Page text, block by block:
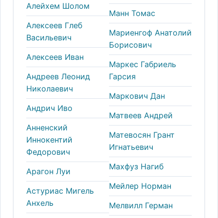
Алейхем Шолом
Алексеев Глеб
Васильевич
Алексеев Иван
Андреев Леонид
Николаевич
Андрич Иво
Анненский
Иннокентий
Федорович
Арагон Луи
Астуриас Мигель
Анхель
Манн Томас
Мариенгоф Анатолий
Борисович
Маркес Габриель
Гарсия
Маркович Дан
Матвеев Андрей
Матевосян Грант
Игнатьевич
Махфуз Нагиб
Мейлер Норман
Мелвилл Герман